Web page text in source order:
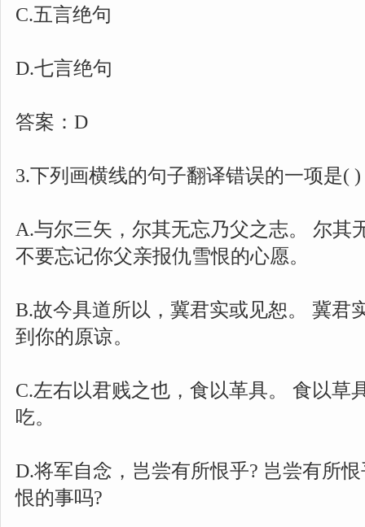
C.五言绝句
D.七言绝句
答案：D
3.下列画横线的句子翻译错误的一项是( )
A.与尔三矢，尔其无忘乃父之志。 尔其
不要忘记你父亲报仇雪恨的心愿。
B.故今具道所以，冀君实或见恕。 冀君
到你的原谅。
C.左右以君贱之也，食以革具。 食以草
吃。
D.将军自念，岂尝有所恨乎? 岂尝有所
恨的事吗?